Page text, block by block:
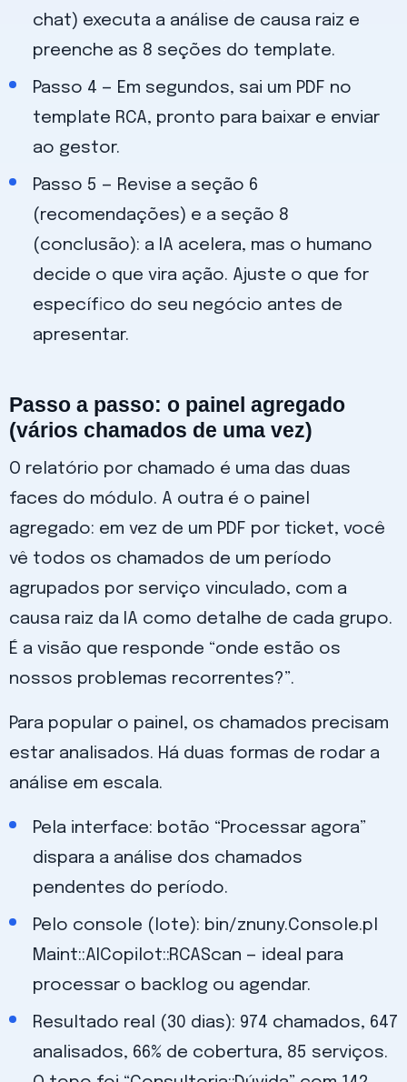
chat) executa a análise de causa raiz e
preenche as 8 seções do template.
Passo 4 — Em segundos, sai um PDF no
template RCA, pronto para baixar e enviar
ao gestor.
Passo 5 — Revise a seção 6
(recomendações) e a seção 8
(conclusão): a IA acelera, mas o humano
decide o que vira ação. Ajuste o que for
específico do seu negócio antes de
apresentar.
Passo a passo: o painel agregado
(vários chamados de uma vez)
O relatório por chamado é uma das duas
faces do módulo. A outra é o painel
agregado: em vez de um PDF por ticket, você
vê todos os chamados de um período
agrupados por serviço vinculado, com a
causa raiz da IA como detalhe de cada grupo.
É a visão que responde “onde estão os
nossos problemas recorrentes?”.
Para popular o painel, os chamados precisam
estar analisados. Há duas formas de rodar a
análise em escala.
Pela interface: botão “Processar agora”
dispara a análise dos chamados
pendentes do período.
Pelo console (lote): bin/znuny.Console.pl
Maint::AICopilot::RCAScan — ideal para
processar o backlog ou agendar.
Resultado real (30 dias): 974 chamados, 647
analisados, 66% de cobertura, 85 serviços.